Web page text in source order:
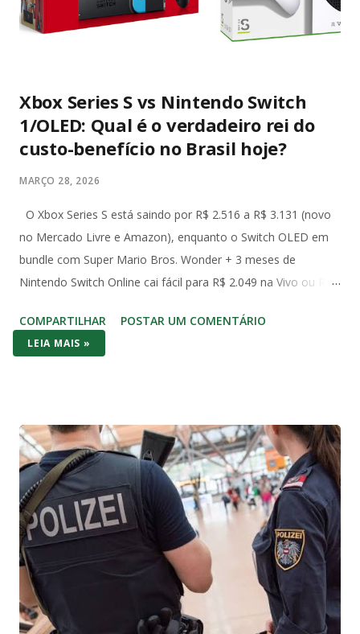
múltiplos estados: São Paulo, Rio de Janeiro, Pernambuco,
Espírito Santo, Maranhão, Santa Catarina, Paraná, G...
Xbox Series S vs Nintendo Switch
1/OLED: Qual é o verdadeiro rei do
custo-benefício no Brasil hoje?
MARÇO 28, 2026
O Xbox Series S está saindo por R$ 2.516 a R$ 3.131 (novo
no Mercado Livre e Amazon), enquanto o Switch OLED em
bundle com Super Mario Bros. Wonder + 3 meses de
Nintendo Switch Online cai fácil para R$ 2.049 na Vivo ou R$
original de 2017) aparece em promoções ainda mais baixas,
na casa dos R$ 2.000 com jogo incluso. No bolso brasileiro,
Series S massacra: 1440p/120fps, SSD rápido, Game Pass
com centenas de AAA (Forza, Starfield, Call of Duty) e futuro-
proof pra 2026. O Switch 1 roda em 1080p dock/720p
handheld e o OLED melhora a tela com cores vibrantes e
pretos profundos – mas gráficos de 2017. A diferença? O
Switch é portátil de verdade: você joga no sofá, no ônibus ou
na cama. Series S é só TV. Se você quer Mario, Pokémon
Scarlet/Violet, Zelda Tears of the Kingd...
COMPARTILHAR POSTAR UM COMENTÁRIO
LEIA MAIS »